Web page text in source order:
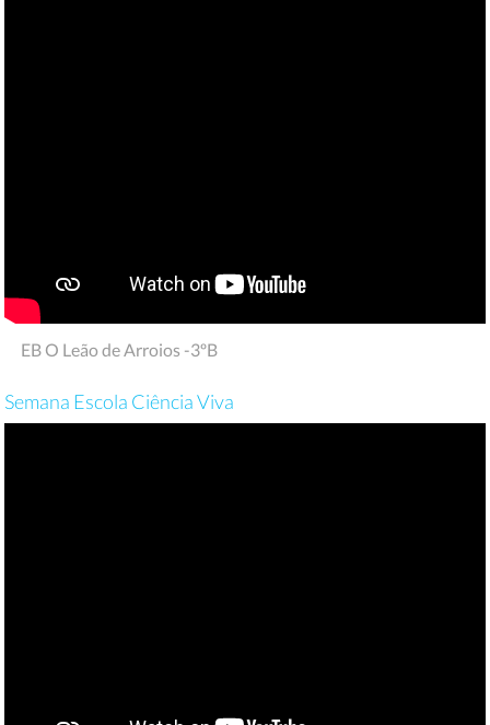
EB O Leão de Arroios -3ºB
Semana Escola Ciência Viva